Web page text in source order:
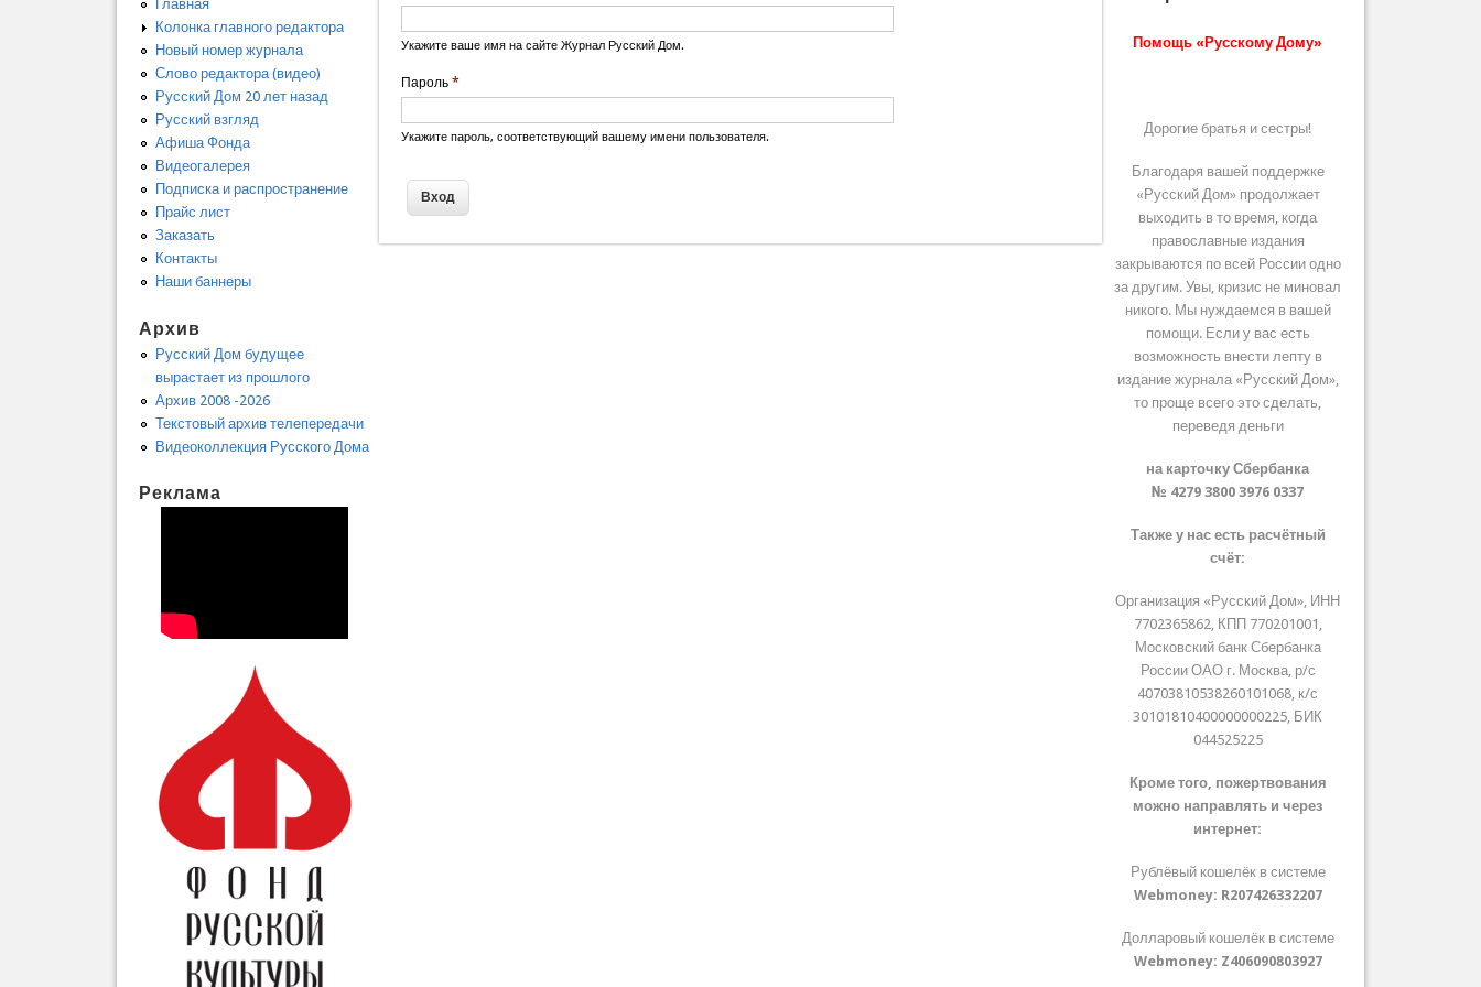
Укажите ваше имя на сайте Журнал Русский Дом.
Пароль*
Укажите пароль, соответствующий вашему имени пользователя.
Главная
Колонка главного редактора
Новый номер журнала
Слово редактора (видео)
Русский Дом 20 лет назад
Русский взгляд
Афиша Фонда
Видеогалерея
Подписка и распространение
Прайс лист
Заказать
Контакты
Наши баннеры
Архив
Русский Дом будущее
вырастает из прошлого
Архив 2008 -2026
Текстовый архив телепередачи
Видеоколлекция Русского Дома
Реклама
Помощь «Русскому Дому»
Дорогие братья и сестры!
Благодаря вашей поддержке
«Русский Дом» продолжает
выходить в то время, когда
православные издания
закрываются по всей России одно
за другим. Увы, кризис не миновал
никого. Мы нуждаемся в вашей
помощи. Если у вас есть
возможность внести лепту в
издание журнала «Русский Дом»,
то проще всего это сделать,
переведя деньги
на карточку Сбербанка
№ 4279 3800 3976 0337
Также у нас есть расчётный
счёт:
Организация «Русский Дом», ИНН
7702365862, КПП 770201001,
Московский банк Сбербанка
России ОАО г. Москва, р/с
40703810538260101068, к/с
30101810400000000225, БИК
044525225
Кроме того, пожертвования
можно направлять и через
интернет:
Рублёвый кошелёк в системе
Webmoney: R207426332207
Долларовый кошелёк в системе
Webmoney: Z406090803927